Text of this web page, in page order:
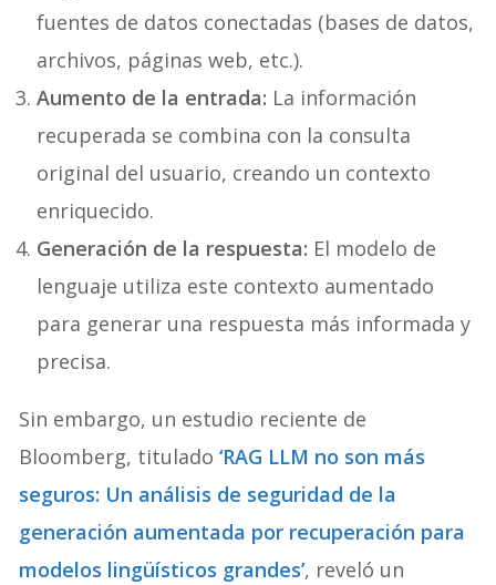
fuentes de datos conectadas (bases de datos,
archivos, páginas web, etc.).
Aumento de la entrada: La información
recuperada se combina con la consulta
original del usuario, creando un contexto
enriquecido.
Generación de la respuesta: El modelo de
lenguaje utiliza este contexto aumentado
para generar una respuesta más informada y
precisa.
Sin embargo, un estudio reciente de
Bloomberg, titulado ‘RAG LLM no son más
seguros: Un análisis de seguridad de la
generación aumentada por recuperación para
modelos lingüísticos grandes’, reveló un